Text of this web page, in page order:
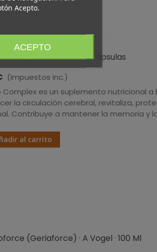
Complex · Bilema · 60 Cápsulas
(impuestos inc.)
Complex es un suplemento nutricional
la circulación cerebral, revitaliza,
Contribuye a mantener la memoria y
al carrito
(Geriaforce) · A Vogel · 100 Ml
Acepto.
ACEPTO